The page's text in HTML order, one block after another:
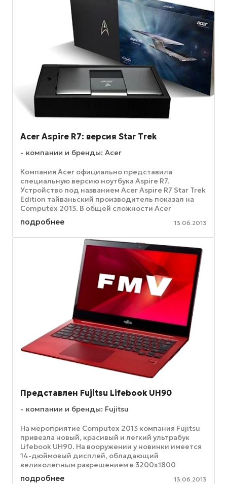
Acer Aspire R7: версия Star Trek
компании и бренды: Acer
Компания Acer официально представила
специальную версию ноутбука Aspire R7.
Устройство под названием Acer Aspire R7 Star Trek
Edition тайваньский производитель показал на
Computex 2013. В общей сложности Acer
планирует выпустить всего 25 ноутбуков с ...
подробнее 13.06.2013
Представлен Fujitsu Lifebook UH90
компании и бренды: Fujitsu
На мероприятие Computex 2013 компания Fujitsu
привезла новый, красивый и легкий ультрабук
Lifebook UH90. На вооружении у новинки имеется
14-дюймовый дисплей, обладающий
великолепным разрешением в 3200x1800
пикселей – такой экран должен радовать ...
подробнее 13.06.2013